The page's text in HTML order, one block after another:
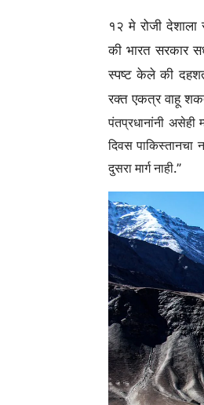
१२ मे रोजी देशाला
की भारत सरकार
स्पष्ट केले की
रक्त एकत्र वाहू
पंतप्रधानांनी
दिवस पाकिस्तानचा
दुसरा मार्ग नाही.”